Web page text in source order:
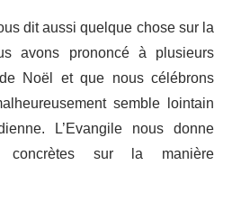
dit aussi quelque chose sur la
avons prononcé à plusieurs
Noël et que nous célébrons
semble lointain
L’Evangile nous donne
concrètes sur la manière